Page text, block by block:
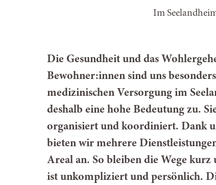
Im
Die Gesundheit und das
Bewohner:innen sind uns
medizinischen Versorgung im
deshalb eine hohe Bedeutung zu.
organisiert und koordiniert. Dank
bieten wir mehrere
Areal an. So bleiben die Wege kurz
ist unkompliziert und persönlich.